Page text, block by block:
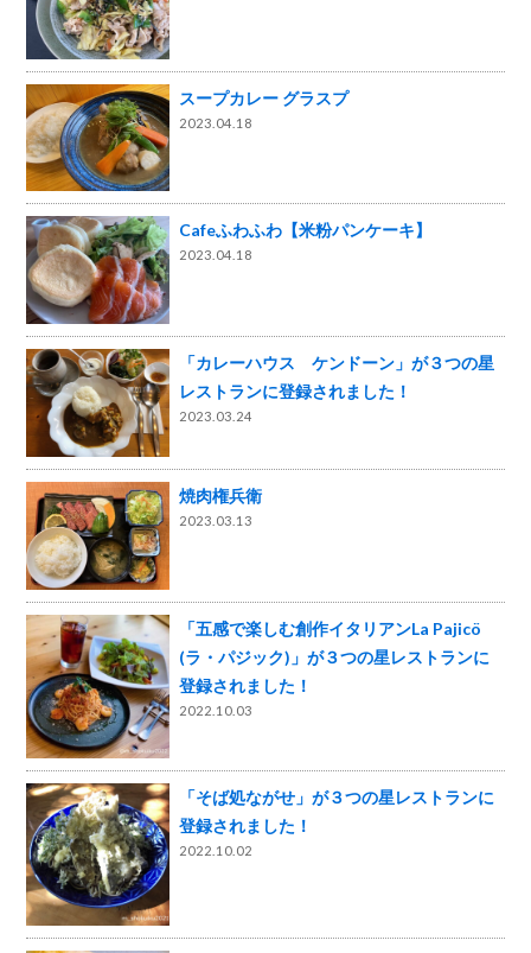
スープカレー グラスプ
2023.04.18
Cafeふわふわ【米粉パンケーキ】
2023.04.18
「カレーハウス ケンドーン」が３つの星
レストランに登録されました！
2023.03.24
焼肉権兵衛
2023.03.13
「五感で楽しむ創作イタリアンLa Pajicö
(ラ・パジック)」が３つの星レストランに
登録されました！
2022.10.03
「そば処ながせ」が３つの星レストランに
登録されました！
2022.10.02